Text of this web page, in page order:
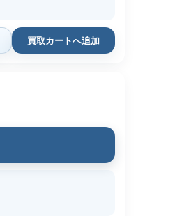
買取カートへ追加